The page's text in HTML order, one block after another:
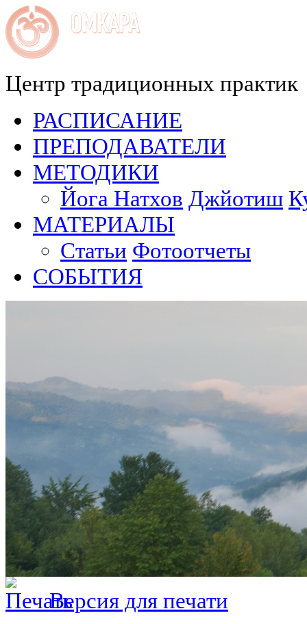
Центр традиционных практик
РАСПИСАНИЕ
ПРЕПОДАВАТЕЛИ
МЕТОДИКИ
Йога Натхов Джйотиш
МАТЕРИАЛЫ
Статьи Фотоотчеты
СОБЫТИЯ
Версия для печати